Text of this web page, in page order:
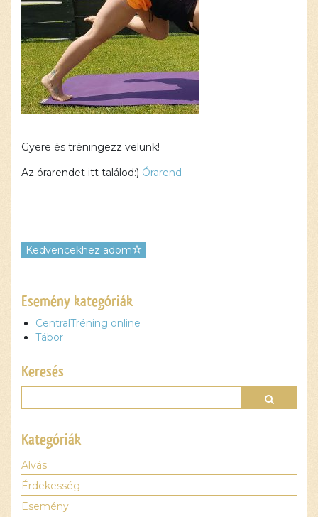
Gyere és tréningezz velünk!
Az órarendet itt találod:) Órarend
Kedvencekhez adom
Ez a
blokkolva
van, amíg
fogadod a
szükséges
és
betöltöm
Esemény kategóriák
CentralTréning online
Tábor
Keresés
Kategóriák
Alvás
Érdekesség
Esemény